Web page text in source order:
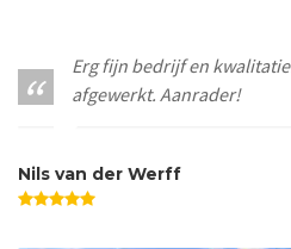
Erg fijn bedrijf en
afgewerkt. Aanrader!
Nils van der Werff